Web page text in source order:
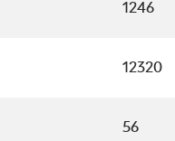
1246
12320
56